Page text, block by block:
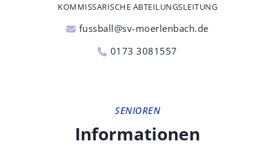
KOMMISSARISCHE ABTEILUNGSLEITUNG
fussball@sv-moerlenbach.de
0173 3081557
SENIOREN
Informationen